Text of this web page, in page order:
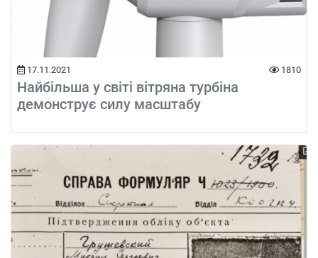
17.11.2021 1810
Найбільша у світі вітряна турбіна
демонструє силу масштабу